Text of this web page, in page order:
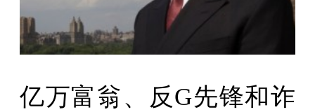
亿万富翁、反G先锋和诈